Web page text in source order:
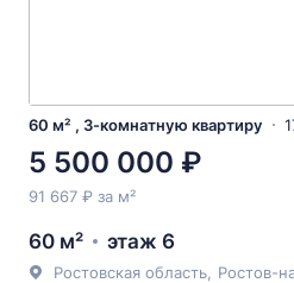
60 м² , 3-комнатную квартиру
5 500 000 ₽
91 667 ₽ за м²
60 м² этаж 6
Ростовская область Ростов-